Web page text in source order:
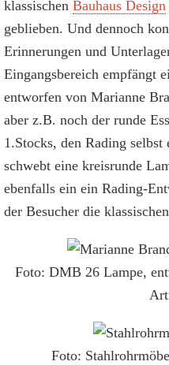
klassischen Bauhaus Design
geblieben. Und dennoch
Erinnerungen und
Eingangsbereich empfängt
entworfen von Marianne
aber z.B. noch der runde
1.Stocks, den Rading
schwebt eine kreisrunde
ebenfalls ein ein Rading-
der Besucher die
Foto: DMB 26 Lampe,
Foto: